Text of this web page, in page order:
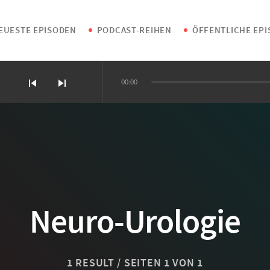
EPISODEN PODCAST-REIHEN ÖFFENTLICHE
skip_previous skip_next 00:00
Neuro-Urologie
1 RESULT / SEITEN 1 VON 1